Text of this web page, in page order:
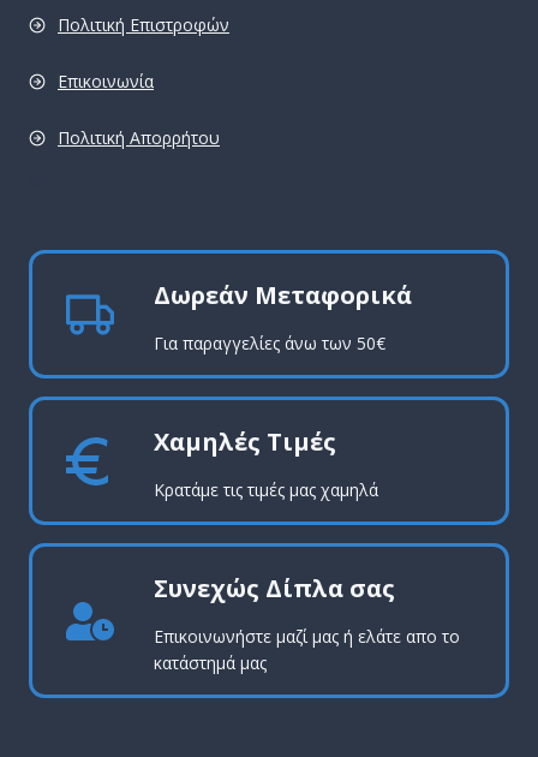
Πολιτική Επιστροφών
Επικοινωνία
Πολιτική Απορρήτου
Δωρεάν Μεταφορικά
Για παραγγελίες άνω των 50€
Χαμηλές Τιμές
Κρατάμε τις τιμές μας χαμηλά
Συνεχώς Δίπλα σας
Επικοινωνήστε μαζί μας ή ελάτε απο το
κατάστημά μας